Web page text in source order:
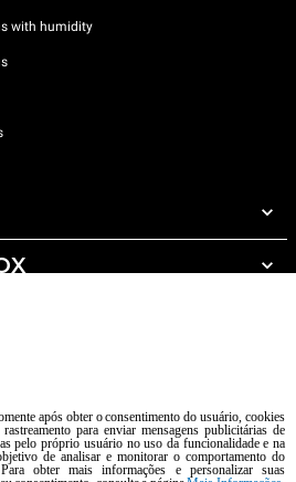
with humidity
Privacy policy Cookie policy
após obter o consentimento do usuário, cookies
para enviar mensagens publicitárias de
pelo próprio usuário no uso da funcionalidade e na
de analisar e monitorar o comportamento do
obter mais informações e personalizar suas